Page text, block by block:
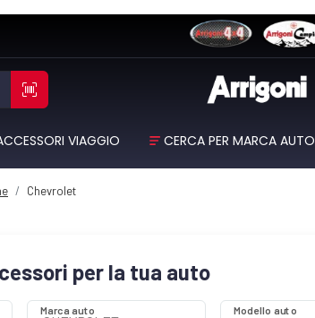
VIAGGIO CERCA PER MARCA AUTO
Chevrolet
per la tua auto
Marca auto Modello auto